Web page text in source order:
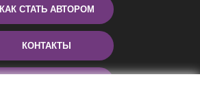
КАК СТАТЬ АВТОРОМ
КОНТАКТЫ